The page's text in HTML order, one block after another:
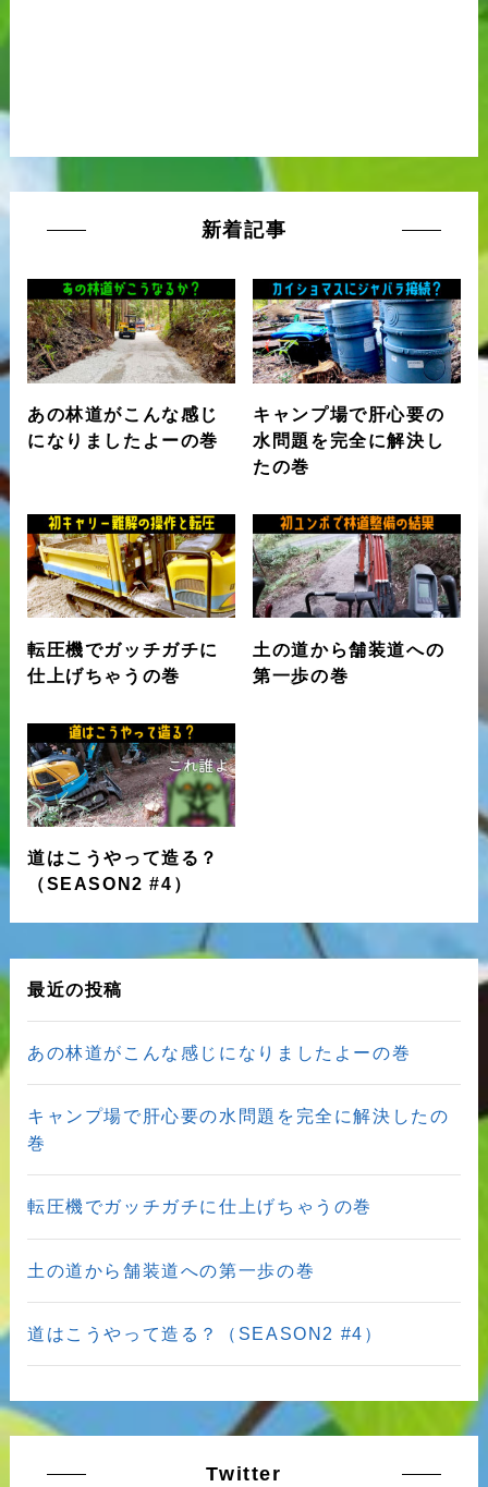
新着記事
あの林道がこんな感じ
になりましたよーの巻
キャンプ場で肝心要の
水問題を完全に解決し
たの巻
転圧機でガッチガチに
仕上げちゃうの巻
土の道から舗装道への
第一歩の巻
道はこうやって造る？
（SEASON2 #4）
最近の投稿
あの林道がこんな感じになりましたよーの巻
キャンプ場で肝心要の水問題を完全に解決したの
巻
転圧機でガッチガチに仕上げちゃうの巻
土の道から舗装道への第一歩の巻
道はこうやって造る？（SEASON2 #4）
Twitter